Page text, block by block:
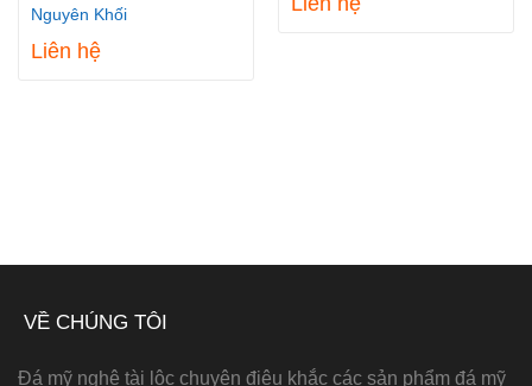
Nguyên Khối
Liên hệ
VỀ CHÚNG TÔI
Đá mỹ nghệ tài lộc chuyên điêu khắc các sản phẩm đá mỹ